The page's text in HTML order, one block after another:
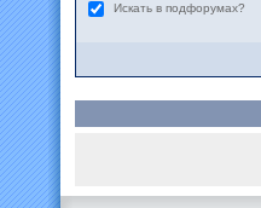
Искать в подфорумах?